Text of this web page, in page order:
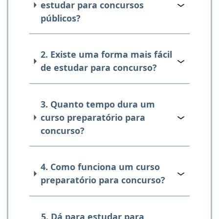
estudar para concursos
públicos?
2. Existe uma forma mais fácil
de estudar para concurso?
3. Quanto tempo dura um
curso preparatório para
concurso?
4. Como funciona um curso
preparatório para concurso?
5. Dá para estudar para